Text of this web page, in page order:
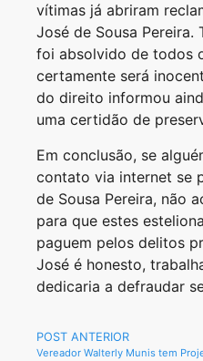
vítimas já abriram
José de Sousa
foi absolvido de todos
certamente será
do direito informou
uma certidão de
Em conclusão, se
contato via internet se
de Sousa Pereira, não
para que estes
paguem pelos delitos
José é honesto,
dedicaria a defraudar
POST ANTERIOR